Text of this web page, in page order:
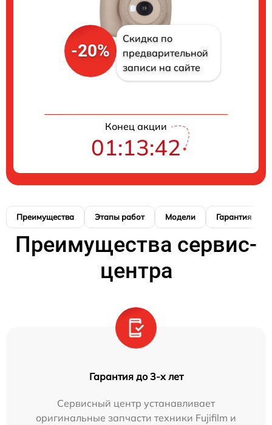
-20%
Скидка по
предварительной
записи на сайте
Конец акции
01:13:41
Преимущества Этапы работ Модели Гарантия
Преимущества сервис-
центра
Гарантия до 3-х лет
Сервисный центр устанавливает
оригинальные запчасти техники Fujifilm и